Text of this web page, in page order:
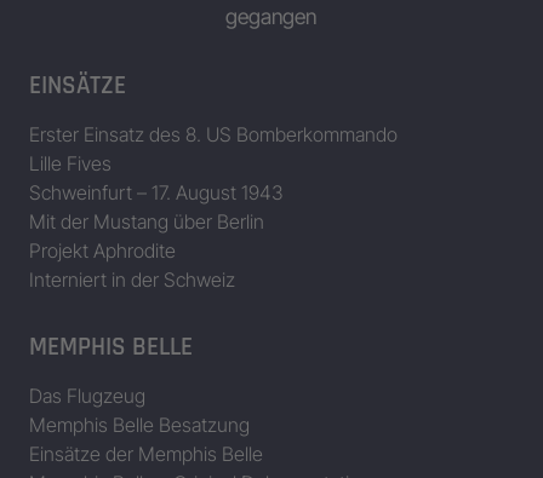
gegangen
EINSÄTZE
Erster Einsatz des 8. US Bomberkommando
Lille Fives
Schweinfurt – 17. August 1943
Mit der Mustang über Berlin
Projekt Aphrodite
Interniert in der Schweiz
MEMPHIS BELLE
Das Flugzeug
Memphis Belle Besatzung
Einsätze der Memphis Belle